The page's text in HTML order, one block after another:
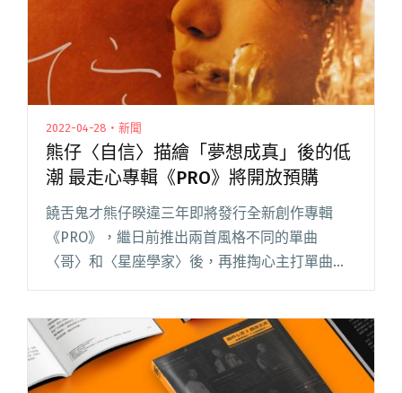
2022-04-28・新聞
熊仔〈自信〉描繪「夢想成真」後的低
潮 最走心專輯《PRO》將開放預購
饒舌鬼才熊仔睽違三年即將發行全新創作專輯
《PRO》，繼日前推出兩首風格不同的單曲
〈哥〉和〈星座學家〉後，再推掏心主打單曲
〈自信〉。熊仔字字血淚地透過歌曲袒露這些年
何「相信自己」的時候，他是如何拾起紙閱讀全
文 "熊仔〈自信〉描繪「夢想成真」後的低潮 最
走心專輯《PRO》將開放預購"